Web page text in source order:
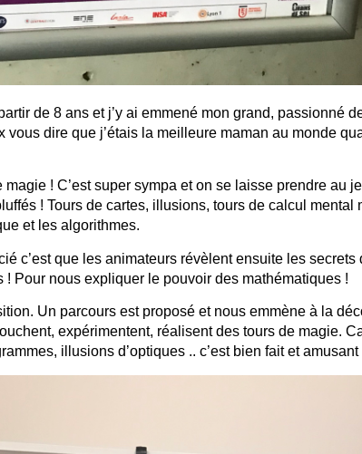
de 8 ans et j’y ai emmené mon grand, passionné
vous dire que j’étais la meilleure maman au monde
! C’est super sympa et on se laisse prendre au
! Tours de cartes, illusions, tours de calcul mental
et les algorithmes.
c’est que les animateurs révèlent ensuite les secrets
! Pour nous expliquer le pouvoir des mathématiques !
Un parcours est proposé et nous emmène à la
expérimentent, réalisent des tours de magie.
illusions d’optiques .. c’est bien fait et amusant